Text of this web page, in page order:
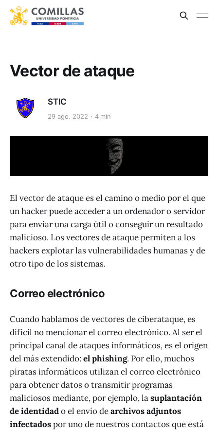
Vector de ataque
STIC
29 ago. 2022 4 min
El vector de ataque es el camino o medio por el que
un hacker puede acceder a un ordenador o servidor
para enviar una carga útil o conseguir un resultado
malicioso. Los vectores de ataque permiten a los
hackers explotar las vulnerabilidades humanas y de
otro tipo de los sistemas.
Correo electrónico
Cuando hablamos de vectores de ciberataque, es
difícil no mencionar el correo electrónico. Al ser el
principal canal de ataques informáticos, es el origen
del más extendido: el phishing. Por ello, muchos
piratas informáticos utilizan el correo electrónico
para obtener datos o transmitir programas
maliciosos mediante, por ejemplo, lasuplantación
de identidado el envío dearchivos adjuntos
infectadospor uno de nuestros contactos que está